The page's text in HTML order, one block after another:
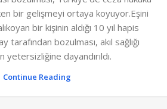
bir gelişmeyi ortaya koyuyor.Eşini
bir kişinin aldığı 10 yıl hapis
tarafından bozulması, akıl sağlığı
yetersizliğine dayandırıldı.
Continue Reading